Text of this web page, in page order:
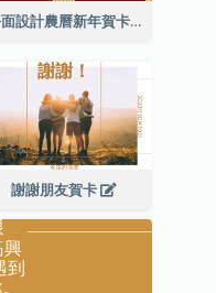
平面設計農曆新年賀卡與裝飾
謝謝朋友賀卡